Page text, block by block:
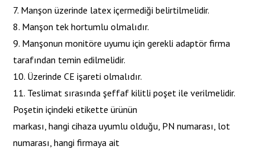
7. Manşon üzerinde latex içermediği belirtilmelidir.
8. Manşon tek hortumlu olmalıdır.
9. Manşonun monitöre uyumu için gerekli adaptör firma
tarafından temin edilmelidir.
10. Üzerinde CE işareti olmalıdır.
11. Teslimat sırasında şeffaf kilitli poşet ile verilmelidir.
Poşetin içindeki etikette ürünün
markası, hangi cihaza uyumlu olduğu, PN numarası, lot
numarası, hangi firmaya ait